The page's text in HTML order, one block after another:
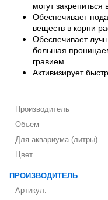
могут закрепиться
Обеспечивает
веществ в корни
Обеспечивает
большая
гравием
Активизирует
Производитель
Объем
Для аквариума (литры)
Цвет
ПРОИЗВОДИТЕЛЬ
Артикул: